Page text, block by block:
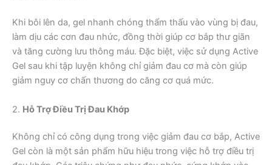
Khi bôi lên da, gel nhanh chóng thẩm thấu vào vùng bị đau,
làm dịu các cơn đau nhức, đồng thời giúp cơ bắp thư giãn
và tăng cường lưu thông máu. Đặc biệt, việc sử dụng Active
Gel sau khi tập luyện không chỉ giảm đau cơ mà còn giúp
giảm nguy cơ chấn thương do căng cơ quá mức.
2. Hỗ Trợ Điều Trị Đau Khớp
Không chỉ có công dụng trong việc giảm đau cơ bắp, Active
Gel còn là một sản phẩm hữu hiệu trong việc hỗ trợ điều trị